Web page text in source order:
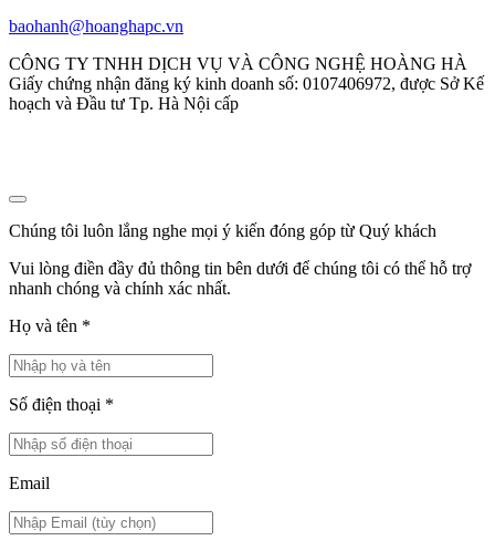
baohanh@hoanghapc.vn
CÔNG TY TNHH DỊCH VỤ VÀ CÔNG NGHỆ HOÀNG HÀ
Giấy chứng nhận đăng ký kinh doanh số: 0107406972, được Sở Kế
hoạch và Đầu tư Tp. Hà Nội cấp
Chúng tôi luôn lắng nghe mọi ý kiến đóng góp từ Quý khách
Vui lòng điền đầy đủ thông tin bên dưới để chúng tôi có thể hỗ trợ
nhanh chóng và chính xác nhất.
Họ và tên *
Số điện thoại *
Email